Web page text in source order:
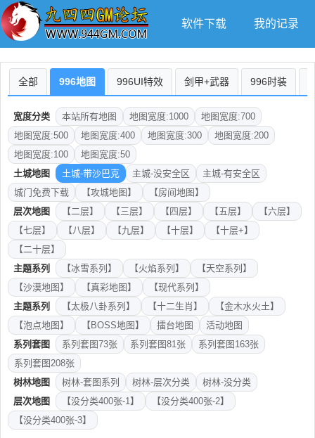
软件下载 我的记录
全部 996地图 996UI特效 剑甲+武器 996时装
宽度分类 本站所有地图 地图宽度:1000
地图宽度:700
地图宽度:500
地图宽度:400 地图宽度:300
地图宽度:200
地图宽度:100
地图宽度:50
土城地图
土城-带沙巴克 主城-没安全区
主城-有安全区
城门免费下载
【攻城地图】
【房间地图】
层次地图
【二层】 【三层】 【四层】 【五层】
【六层】
【七层】
【八层】 【九层】 【十层】
【十层+】
【二十层】
主题系列
【冰雪系列】 【火焰系列】
【天空系列】
【沙漠地图】
【真彩地图】
【现代系列】
主题系列
【太极八卦系列】 【十二生肖】
【金木水火土】
【泡点地图】
【BOSS地图】 擂台地图
活动地图
系列套图
系列套图73张 系列套图81张
系列套图163张
系列套图208张
树林地图
树林-套图系列 树林-层次分类
树林-没分类
层次地图
【没分类400张-1】
【没分类400张-2】
【没分类400张-3】